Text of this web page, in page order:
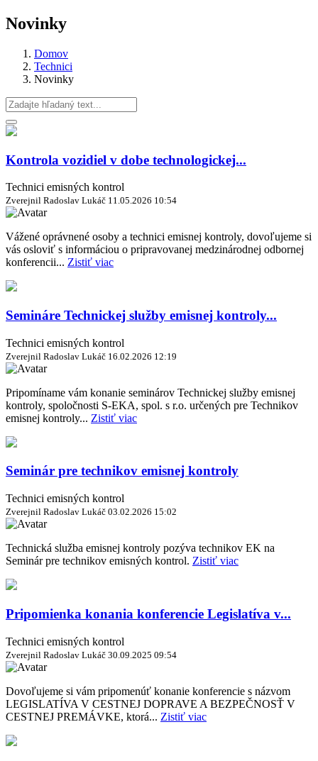
Novinky
Domov
Technici
Novinky
Kontrola vozidiel v dobe technologickej...
Technici emisných kontrol
Zverejnil Radoslav Lukáč 11.05.2026 10:54
Vážené oprávnené osoby a technici emisnej kontroly, dovoľujeme si
vás osloviť s informáciou o pripravovanej medzinárodnej odbornej
konferencii... Zistiť viac
Semináre Technickej služby emisnej kontroly...
Technici emisných kontrol
Zverejnil Radoslav Lukáč 16.02.2026 12:19
Pripomíname vám konanie seminárov Technickej služby emisnej
kontroly, spoločnosti S-EKA, spol. s r.o. určených pre Technikov
emisnej kontroly... Zistiť viac
Seminár pre technikov emisnej kontroly
Technici emisných kontrol
Zverejnil Radoslav Lukáč 03.02.2026 15:02
Technická služba emisnej kontroly pozýva technikov EK na
Seminár pre technikov emisných kontrol. Zistiť viac
Pripomienka konania konferencie Legislatíva v...
Technici emisných kontrol
Zverejnil Radoslav Lukáč 30.09.2025 09:54
Dovoľujeme si vám pripomenúť konanie konferencie s názvom
LEGISLATÍVA V CESTNEJ DOPRAVE A BEZPEČNOSŤ V
CESTNEJ PREMÁVKE, ktorá... Zistiť viac